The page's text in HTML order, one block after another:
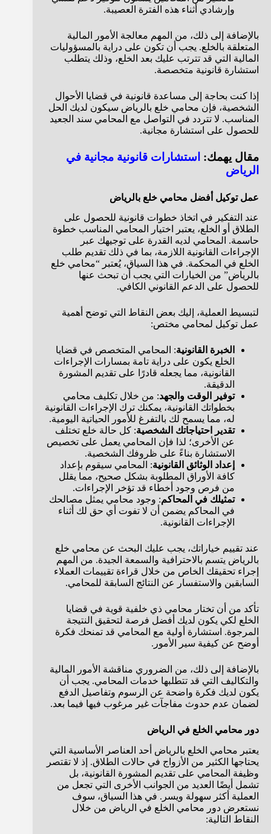
وإرشادي أثناء هذه الفترة العصيبة.
بالإضافة إلى ذلك، من المهم معالجة الأمور المالية
المتعلقة بالخلع. يجب أن تكون على دراية بالمسؤوليات
المالية التي قد تترتب عليك بعد الخلع، وذلك يتطلب
استشارة قانونية متخصصة.
إذا كنت بحاجة إلى مساعدة قانونية في قضايا الأحوال
الشخصية، فإن محامي خلع بالرياض سيكون لديك الحل
المناسب. لا تتردد في التواصل مع المحامي سند الجعيد
للحصول على استشارة مجانية.
مقال يهمك: استشارات قانونية مجانية في
الرياض
عمل توكيل أفضل محامي خلع بالرياض
عند التفكير في اتخاذ خطوات قانونية للحصول على
الطلاق أو الخلع، يعتبر اختيار المحامي المناسب خطوة
حاسمة. المحامي لديه القدرة على توجيهك عبر
الإجراءات القانونية اللازمة، بما في ذلك تقديم طلب
الخلع في المحكمة. في هذا السياق، يُعتبر “محامي خلع
بالرياض” من الخيارات التي يجب أن تبحث عنها
للحصول على الدعم القانوني الكافي.
لتبسيط العملية، إليك بعض النقاط التي توضح أهمية
عمل توكيل لمحامي مختص:
الخبرة القانونية: المحامي المتخصص في قضايا
الخلع يكون على دراية تامة بمسارات الإجراءات
القانونية، مما يجعله قادرًا على تقديم المشورة
الدقيقة.
توفير الوقت والجهد: من خلال تكليف محامي
بخطواتك القانونية، يمكنك ترك الإجراءات القانونية
له، مما يسمح لك بالتفرغ للأمور الحياتية اليومية.
تقدير احتياجاتك الشخصية: كل حالة خلع تختلف
عن الأخرى؛ لذا فإن المحامي يعمل على تخصيص
الاستشارة بناءً على ظروفك الشخصية.
إعداد الوثائق القانونية: المحامي سيقوم بإعداد
كافة الأوراق المطلوبة بشكل صحيح، مما يقلل
من فرص وجود أخطاء قد تؤخر الإجراءات.
تمثيلك في المحاكم: وجود محامي يمثل مصالحك
في المحاكم يضمن أن لا تفوت أي حق لك أثناء
الإجراءات القانونية.
عند تقييم خياراتك، يجب عليك البحث عن محامي خلع
بالرياض يتسم بالاحترافية والسمعة الجيدة. من المهم
إجراء تحقيقك الخاص من خلال قراءة تقييمات العملاء
السابقين والاستفسار عن النتائج السابقة للمحامي.
تأكد من أن تختار محامي ذي خلفية قوية في قضايا
الخلع لكي يكون لديك أفضل فرصة لتحقيق النتيجة
المرجوة. استشارة أولية مع المحامي قد تمنحك فكرة
أوضح عن كيفية سير الأمور.
بالإضافة إلى ذلك، من الضروري مناقشة الأمور المالية
والتكاليف التي قد تتطلبها خدمات المحامي. يجب أن
يكون لديك فكرة واضحة عن الرسوم وتفاصيل الدفع
لضمان عدم حدوث مفاجآت غير مرغوب فيها فيما بعد.
دور محامي الخلع في الرياض
يعتبر محامي الخلع بالرياض أحد العناصر الأساسية التي
يحتاجها الكثير من الأزواج في حالات الطلاق. إذ لا تقتصر
وظيفة المحامي على تقديم المشورة القانونية، بل
تشمل أيضًا العديد من الجوانب الأخرى التي تجعل من
العملية أكثر سهولة ويسر. في هذا السياق، سوف
نستعرض دور محامي الخلع في الرياض من خلال
النقاط التالية: